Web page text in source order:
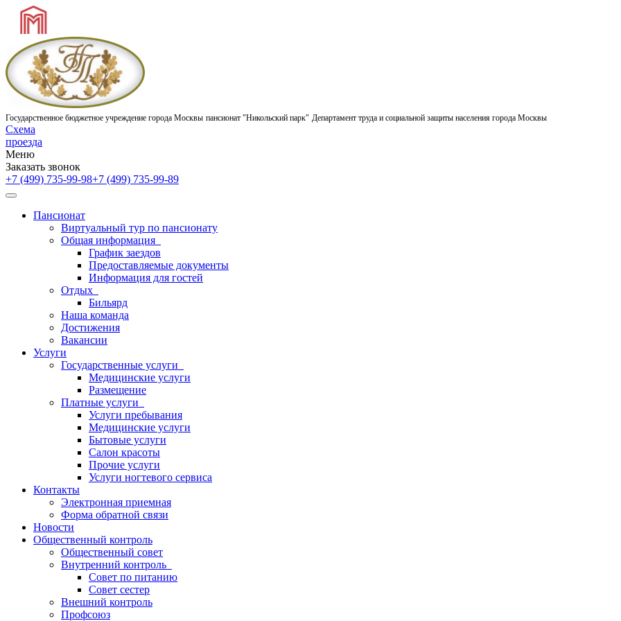
Государственное бюджетное учреждение города Москвы пансионат "Никольский парк" Департамент труда и социальной защиты населения города Москвы
Схема
проезда
Меню
Заказать звонок
+7 (499) 735-99-98+7 (499) 735-99-89
Пансионат
Виртуальный тур по пансионату
Общая информация
График заездов
Предоставляемые документы
Информация для гостей
Отдых
Бильярд
Наша команда
Достижения
Вакансии
Услуги
Государственные услуги
Медицинские услуги
Размещение
Платные услуги
Услуги пребывания
Медицинские услуги
Бытовые услуги
Салон красоты
Прочие услуги
Услуги ногтевого сервиса
Контакты
Электронная приемная
Форма обратной связи
Новости
Общественный контроль
Общественный совет
Внутренний контроль
Совет по питанию
Совет сестер
Внешний контроль
Профсоюз